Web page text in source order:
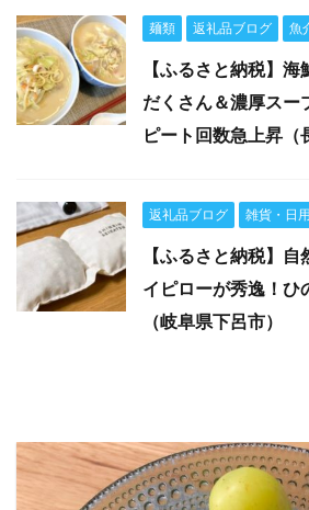
麺類 返礼品ブログ 魚
【ふるさと納税】
だくさん＆濃厚スー
ピート回数急上昇（
返礼品ブログ 雑貨・日
【ふるさと納税】
イピローが秀逸！ひ
（岐阜県下呂市）